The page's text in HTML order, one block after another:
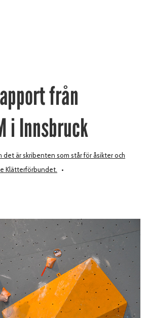
från
i Innsbruck
det är skribenten som står för åsikter och
Klätterförbundet.